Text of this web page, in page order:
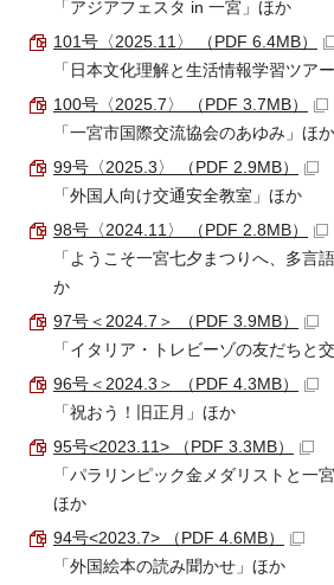
「アジアフェスタ in 一宮」ほか
101号〈2025.11〉 （PDF 6.4MB）
「日本文化理解と生活情報学習ツア
100号〈2025.7〉 （PDF 3.7MB）
「一宮市国際交流協会のあゆみ」ほか
99号〈2025.3〉 （PDF 2.9MB）
「外国人向け交通安全教室」ほか
98号〈2024.11〉 （PDF 2.8MB）
「ようこそ一宮七夕まつりへ、多言
か
97号＜2024.7＞ （PDF 3.9MB）
「イタリア・トレビーゾの友だちと
96号＜2024.3＞ （PDF 4.3MB）
「祝おう！旧正月」ほか
95号<2023.11> （PDF 3.3MB）
「パラリンピック金メダリストと一
ほか
94号<2023.7> （PDF 4.6MB）
「外国絵本の読み聞かせ」ほか